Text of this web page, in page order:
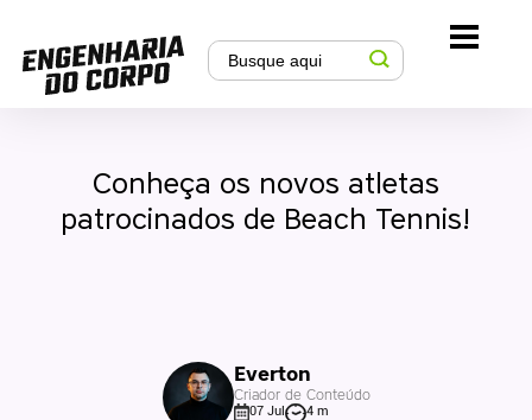
Conheça os novos atletas
patrocinados de Beach Tennis!
Everton
Criador de Conteúdo
07 Jul 4 m